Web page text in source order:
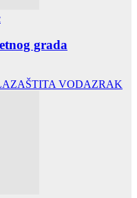
grada
ZAŠTITA VODAZRAK